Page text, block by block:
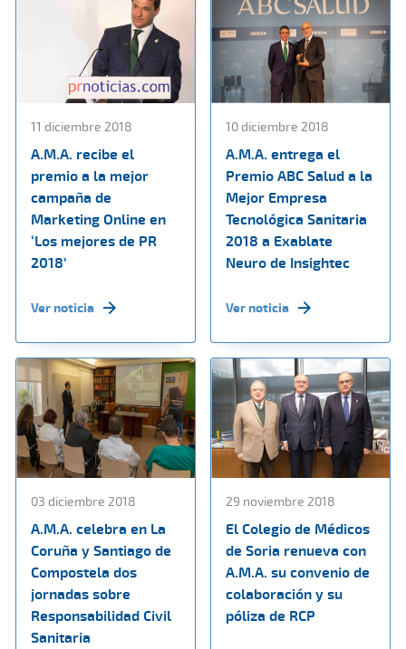
11 diciembre 2018
A.M.A. recibe el
premio a la mejor
campaña de
Marketing Online en
‘Los mejores de PR
2018’
Ver noticia
10 diciembre 2018
A.M.A. entrega el
Premio ABC Salud a la
Mejor Empresa
Tecnológica Sanitaria
2018 a Exablate
Neuro de Insightec
Ver noticia
03 diciembre 2018
A.M.A. celebra en La
Coruña y Santiago de
Compostela dos
jornadas sobre
Responsabilidad Civil
Sanitaria
29 noviembre 2018
El Colegio de Médicos
de Soria renueva con
A.M.A. su convenio de
colaboración y su
póliza de RCP